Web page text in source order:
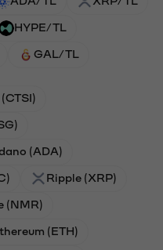
HYPE/TL
GAL/TL
(ADA)
Ripple (XRP)
(NMR)
(ETH)